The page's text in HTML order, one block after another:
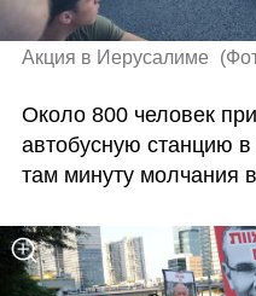
Акция в Иерусалиме (
Около 800 человек
автобусную станцию
там минуту молчания